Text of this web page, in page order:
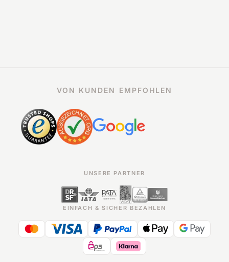
VON KUNDEN EMPFOHLEN
UNSERE PARTNER
EINFACH & SICHER BEZAHLEN